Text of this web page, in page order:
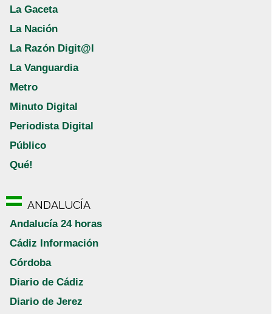
La Gaceta
La Nación
La Razón Digit@l
La Vanguardia
Metro
Minuto Digital
Periodista Digital
Público
Qué!
ANDALUCÍA
Andalucía 24 horas
Cádiz Información
Córdoba
Diario de Cádiz
Diario de Jerez